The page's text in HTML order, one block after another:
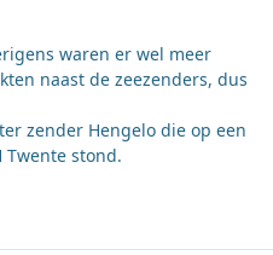
waren er wel meer
naast de zeezenders, dus
zender Hengelo die op een
Twente stond.